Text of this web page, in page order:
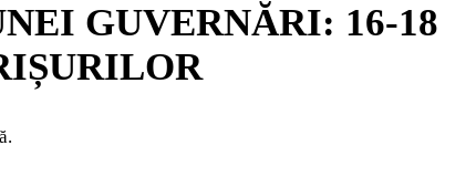
GUVERNĂRI: 16-18